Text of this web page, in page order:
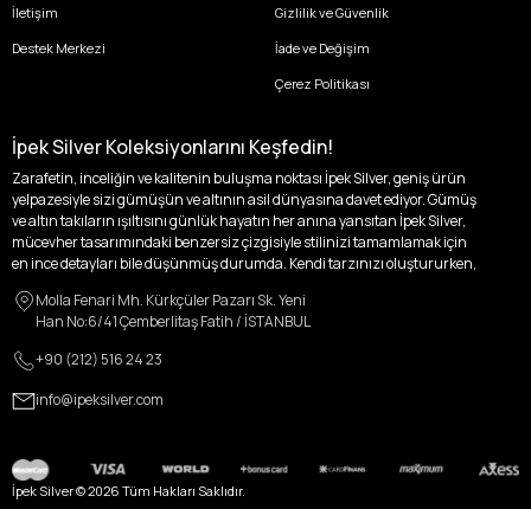
İletişim
Destek Merkezi
Gizlilik ve Güvenlik
İade ve Değişim
Çerez Politikası
İpek Silver Koleksiyonlarını Keşfedin!
Zarafetin, inceliğin ve kalitenin buluşma noktası İpek Silver, geniş ürün
yelpazesiyle sizi gümüşün ve altının asil dünyasına davet ediyor. Gümüş
ve altın takıların ışıltısını günlük hayatın her anına yansıtan İpek Silver,
mücevher tasarımındaki benzersiz çizgisiyle stilinizi tamamlamak için
en ince detayları bile düşünmüş durumda. Kendi tarzınızı oluştururken,
özgünlüğünüzü ön plana çıkaracak tasarımlarımızla tanışın.
İpek Silver’da her bir parça, sizin benzersiz hikayenizi anlatıyor. İster
kendinizi ifade etmek için özel bir parça arayışında olun, ister
sevdiklerinize unutulmaz bir hediye vermek isteyin, her zevke ve her anı
ölümsüzleştirecek anlara uygun seçeneklerimizle yanınızdayız.
İpek Silver Kadın Koleksiyonu, zarafeti ve ihtişamı bir arada sunarak, her
Molla Fenari Mh. Kürkçüler Pazarı Sk. Yeni
Han No:6/41 Çemberlitaş Fatih / İSTANBUL
+90 (212) 516 24 23
info@ipeksilver.com
İpek Silver ©2026 Tüm Hakları Saklıdır.